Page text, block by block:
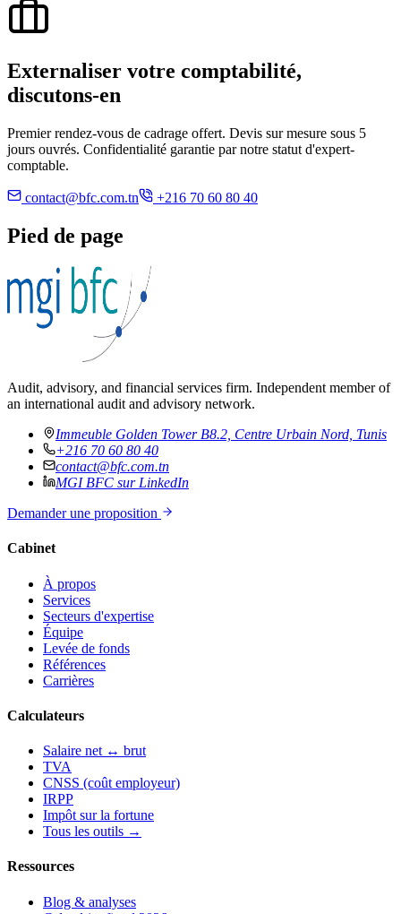
Externaliser votre comptabilité,
discutons-en
Premier rendez-vous de cadrage offert. Devis sur mesure sous 5
jours ouvrés. Confidentialité garantie par notre statut d'expert-
comptable.
contact@bfc.com.tn +216 70 60 80 40
Pied de page
Audit, advisory, and financial services firm. Independent member of
an international audit and advisory network.
Immeuble Golden Tower B8.2, Centre Urbain Nord, Tunis
+216 70 60 80 40
contact@bfc.com.tn
MGI BFC sur LinkedIn
Demander une proposition
Cabinet
À propos
Services
Secteurs d'expertise
Équipe
Levée de fonds
Références
Carrières
Calculateurs
Salaire net ↔ brut
TVA
CNSS (coût employeur)
IRPP
Impôt sur la fortune
Tous les outils →
Ressources
Blog & analyses